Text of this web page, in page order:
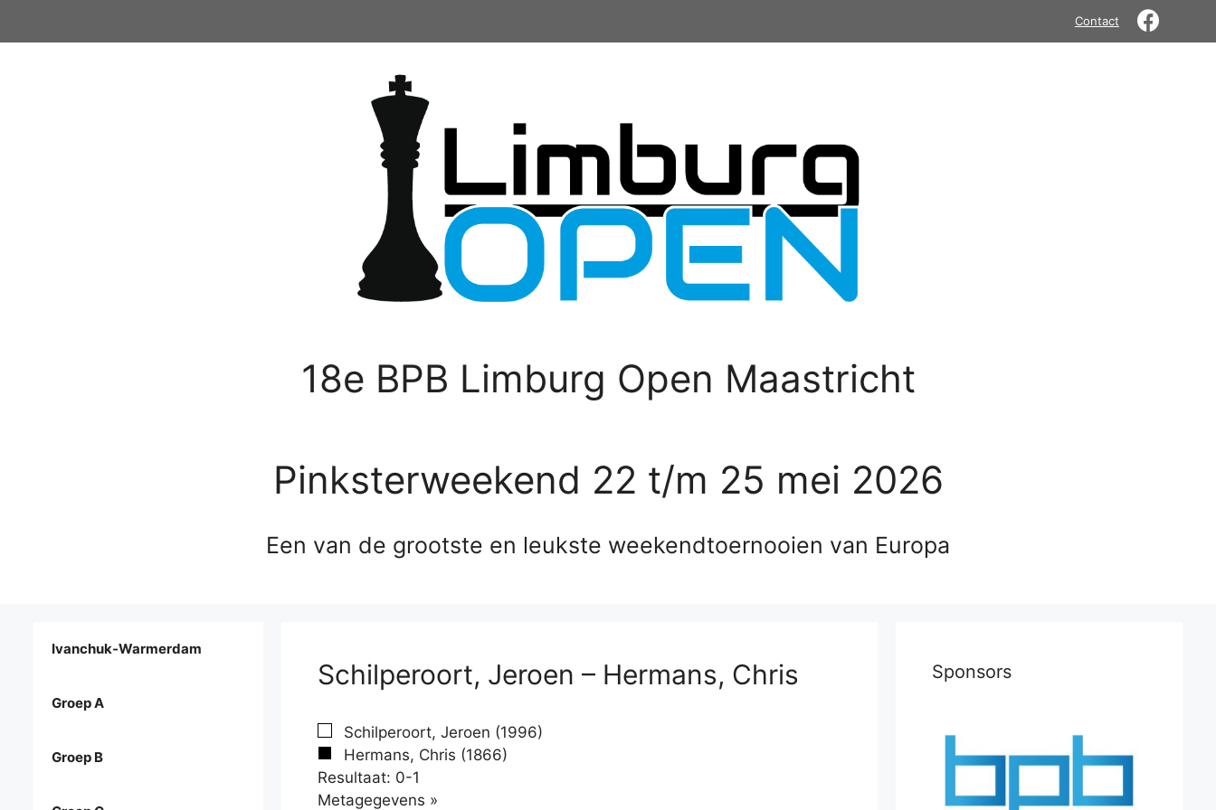
Contact
18e BPB Limburg Open Maastricht
Pinksterweekend 22 t/m 25 mei 2026
Een van de grootste en leukste weekendtoernooien van Europa
Schilperoort, Jeroen – Hermans, Chris
Schilperoort, Jeroen (1996)
Hermans, Chris (1866)
Resultaat: 0-1
Metagegevens »
Ivanchuk-Warmerdam
Groep A
Groep B
Sponsors